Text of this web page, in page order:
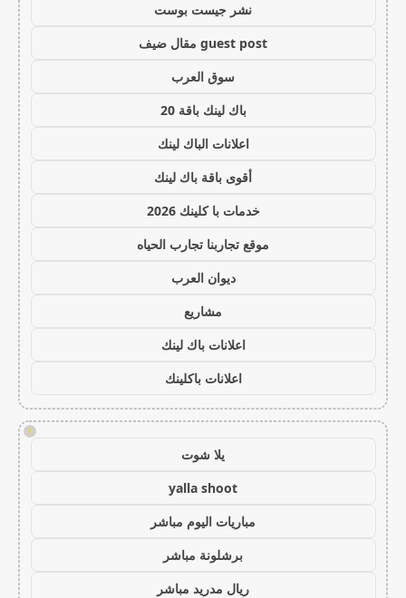
نشر جيست بوست
guest post مقال ضيف
سوق العرب
باك لينك باقة 20
اعلانات الباك لينك
أقوى باقة باك لينك
خدمات با كلينك 2026
موقع تجاربنا تجارب الحياه
ديوان العرب
مشاريع
اعلانات باك لينك
اعلانات باكلينك
!
يلا شوت
yalla shoot
مباريات اليوم مباشر
برشلونة مباشر
ريال مدريد مباشر